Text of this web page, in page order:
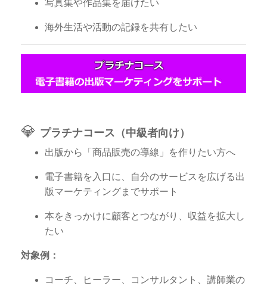
写真集や作品集を届けたい
海外生活や活動の記録を共有したい
💎 プラチナコース（中級者向け）
出版から「商品販売の導線」を作りたい方へ
電子書籍を入口に、自分のサービスを広げる出
版マーケティングまでサポート
本をきっかけに顧客とつながり、収益を拡大し
たい
対象例：
コーチ、ヒーラー、コンサルタント、講師業の